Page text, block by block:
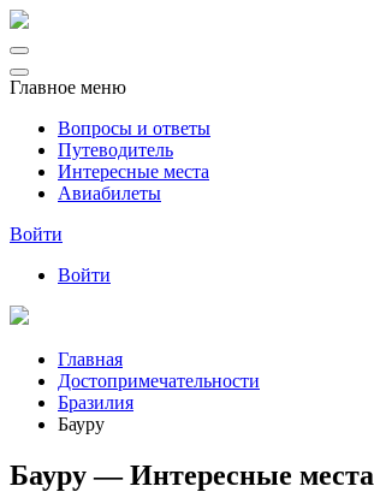
Главное меню
Вопросы и ответы
Путеводитель
Интересные места
Авиабилеты
Войти
Войти
Главная
Достопримечательности
Бразилия
Бауру
Бауру — Интересные места